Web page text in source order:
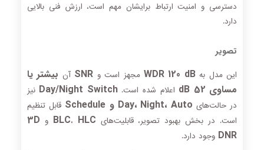
دسترسی و امنیت ارتباط برایشان مهم است، ارزش فنی بالایی
دارد.
تصویر
این مدل بهWDR 120 dB مجهز است و SNR آن بیشتر یا
مساوی 52 dB
اعلام شده است.Day/Night Switch نیز
در حالت‌های Day، Night، Auto و Schedule
قابل تنظیم
است. در بخش بهبود تصویر، قابلیت‌های
BLC، HLC و 3D
DNR وجود دارد.